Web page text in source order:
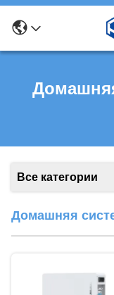
Все категории
Домашняя